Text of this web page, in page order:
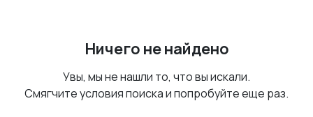
Ничего не найдено
Увы, мы не нашли то, что вы искали.
Смягчите условия поиска и попробуйте еще раз.